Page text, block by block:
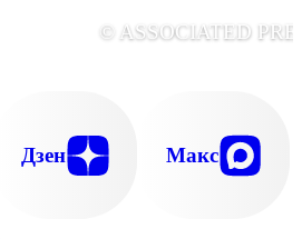
© ASSOCIATED
Дзен Макс